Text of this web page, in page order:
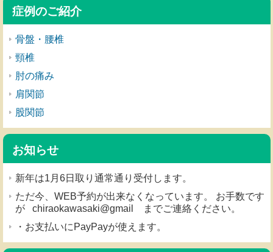
症例のご紹介
骨盤・腰椎
頸椎
肘の痛み
肩関節
股関節
お知らせ
新年は1月6日取り通常通り受付します。
ただ今、WEB予約が出来なくなっています。 お手数です
が chiraokawasaki@gmail までご連絡ください。
・お支払いにPayPayが使えます。